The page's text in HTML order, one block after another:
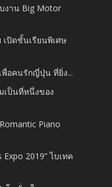
งาน Big Motor
ปิดชั้นเรียนพิเศษ
พื่อคนรักญี่ปุ่น ที่ยิ่ง...
เป็นที่หนึ่งของ
Piano
2019” ไบเทค